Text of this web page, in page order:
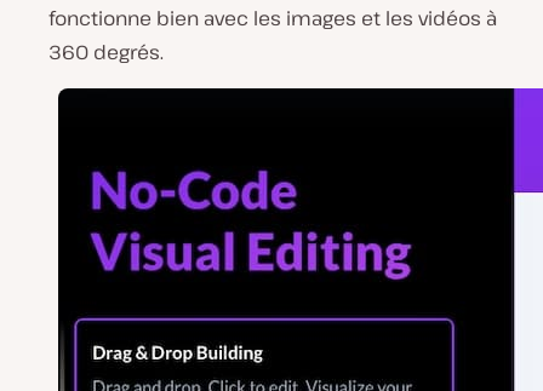
fonctionne bien avec les images et les vidéos à
360 degrés.